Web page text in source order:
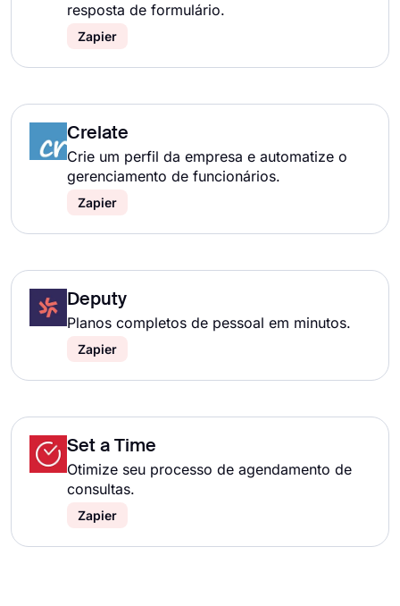
resposta de formulário.
Zapier
Crelate
Crie um perfil da empresa e automatize o
gerenciamento de funcionários.
Zapier
Deputy
Planos completos de pessoal em minutos.
Zapier
Set a Time
Otimize seu processo de agendamento de
consultas.
Zapier